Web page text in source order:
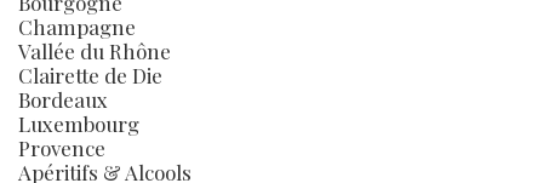
Champagne
Vallée du Rhône
Clairette de Die
Bordeaux
Luxembourg
Provence
Apéritifs & Alcools